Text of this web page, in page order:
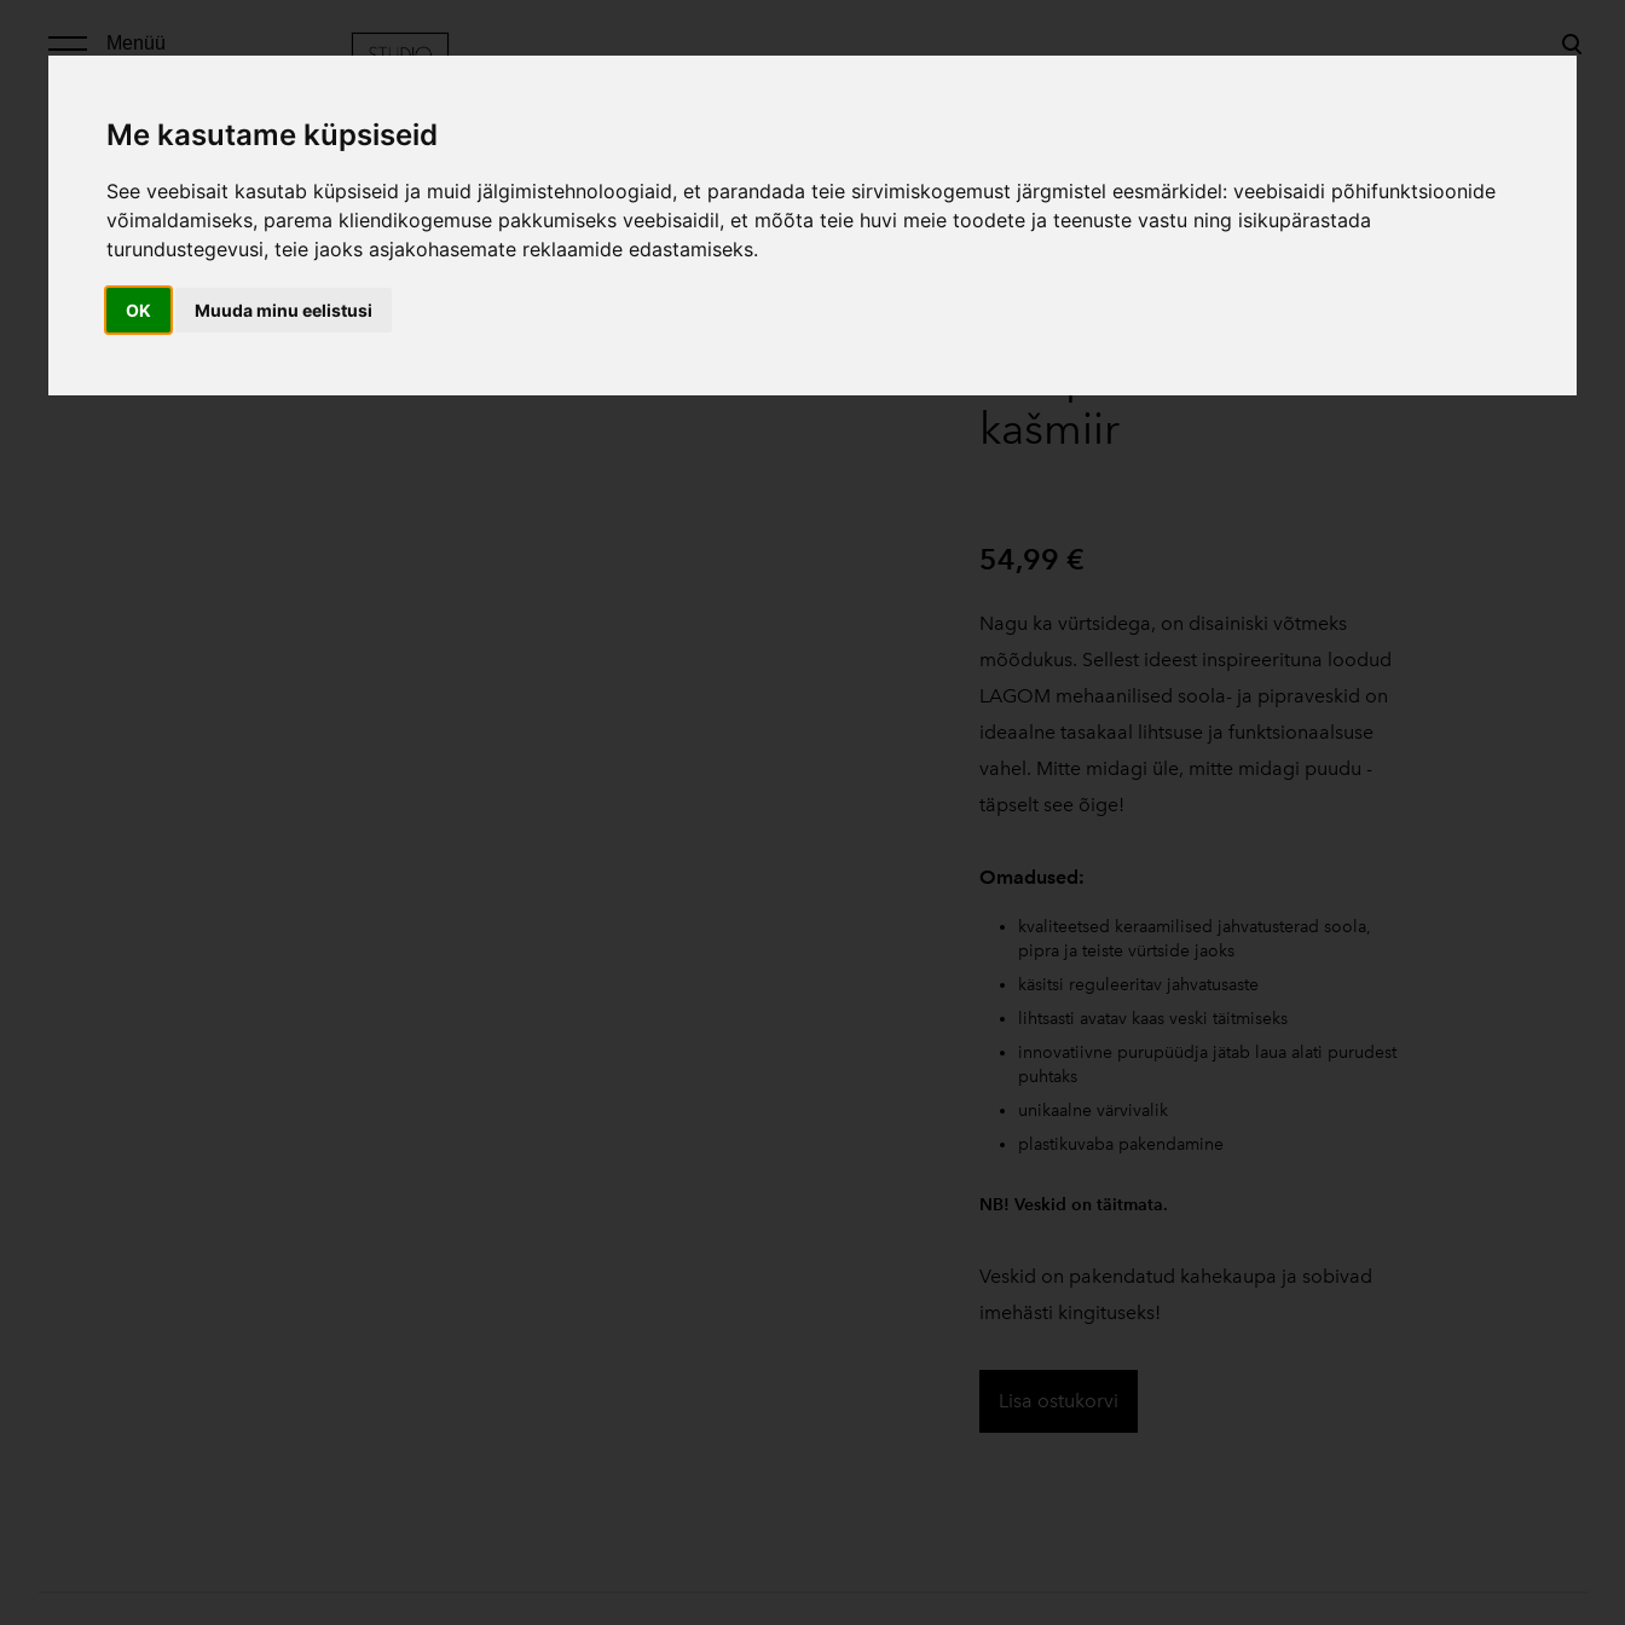
Me kasutame küpsiseid
See veebisait kasutab küpsiseid ja muid jälgimistehnoloogiaid, et parandada teie sirvimiskogemust järgmistel eesmärkidel:veebisaidi põhifunktsioonide
võimaldamiseks, parema kliendikogemuse pakkumiseks veebisaidil,et mõõta teie huvi meie toodete ja teenuste vastu ning isikupärastada
turundustegevusi,teie jaoks asjakohasemate reklaamide edastamiseks.
OK Muuda minu eelistusi
Menüü
E-pood Soola- ja pipraveski komplekt LAGOM - kašmiir
kašmiir
54,99 €
Nagu ka vürtsidega, on disainiski võtmeks
mõõdukus. Sellest ideest inspireerituna loodud
LAGOM mehaanilised soola- ja pipraveskid on
ideaalne tasakaal lihtsuse ja funktsionaalsuse
vahel. Mitte midagi üle, mitte midagi puudu -
täpselt see õige!
Omadused:
kvaliteetsed keraamilised jahvatusterad soola,
pipra ja teiste vürtside jaoks
käsitsi reguleeritav jahvatusaste
lihtsasti avatav kaas veski täitmiseks
innovatiivne purupüüdja jätab laua alati purudest
puhtaks
unikaalne värvivalik
plastikuvaba pakendamine
NB! Veskid on täitmata.
Veskid on pakendatud kahekaupa ja sobivad
imehästi kingituseks!
Lisa ostukorvi